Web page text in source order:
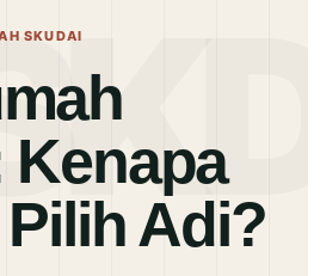
SKUDAI
Adi?